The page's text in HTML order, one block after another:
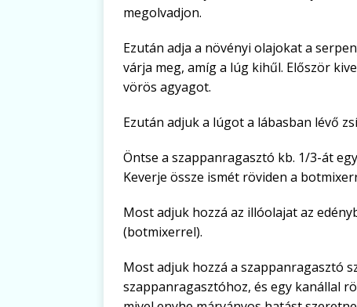
megolvadjon.
Ezután adja a növényi olajokat a
várja meg, amíg a lúg kihűl. Először
vörös agyagot.
Ezután adjuk a lúgot a lábasban lévő
Öntse a szappanragasztó kb. 1/3-át
Keverje össze ismét röviden a
Most adjuk hozzá az illóolajat az
(botmixerrel).
Most adjuk hozzá a szappanragasztó
szappanragasztóhoz, és egy kanállal